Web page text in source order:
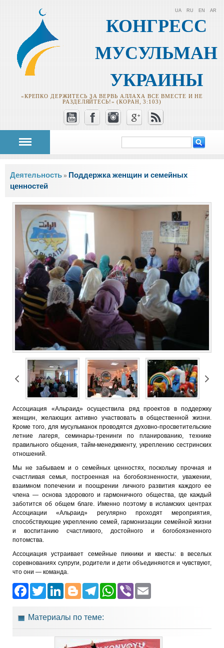
КОНГРЕСС
МУСУЛЬМАН
УКРАИНЫ
«КРЕПКО ДЕРЖИТЕСЬ ЗА ВЕРВЬ АЛЛАХА ВСЕ ВМЕСТЕ И НЕ
РАЗДЕЛЯЙТЕСЬ!» (КОРАН, 3:103)
UA RU EN AR
Форма поиска
Вы здесь
Деятельность » Поддержка женщин и семейных
ценностей
Ассоциация «Альраид» осуществила ряд проектов в поддержку
женщин, желающих активно участвовать в общественной жизни.
Кроме того, для мусульманок проводятся духовно-просветительские
летние лагеря, семинары-тренинги по планированию, технике
правильного общения, тайм-менеджменту, укреплению сестринских
отношений.
Мы не забываем и о семейных ценностях, поскольку прочная и
счастливая семья, построенная на богобоязненности, уважении,
взаимном попечении и поощрении личного развития каждого ее
члена — основа здорового и гармоничного общества, где каждый
заботится об общем благе. Именно поэтому в исламских центрах
Ассоциации «Альраид» регулярно проходят мероприятия,
способствующие укреплению семей, гармонизации семейной жизни
и воспитанию счастливого, достойного и богобоязненного
потомства.
Ассоциация устраивает семейные пикники и квесты: в веселых
соревнованиях супруги, родители и дети объединяются и чувствуют,
что они — команда.
Facebook
Twitter
LinkedIn
Blogger
Telegram
WhatsApp
Viber
Материалы по теме: